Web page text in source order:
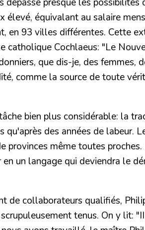
élevé, équivalant au salaire
en 93 villes différentes. Cette
catholique Cochlaeus: "Le
que dis-je, des femmes,
comme la source de toute
bien plus considérable: la
des années de labeur.
provinces même toutes
un langage qui deviendra le
de collaborateurs qualifiés,
tenus. On y lit: